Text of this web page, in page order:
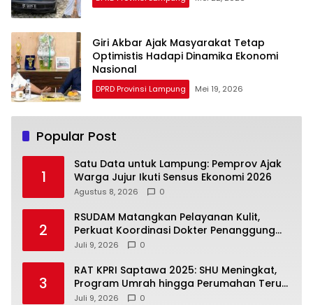
Giri Akbar Ajak Masyarakat Tetap
Optimistis Hadapi Dinamika Ekonomi
Nasional
DPRD Provinsi Lampung Mei 19, 2026
Popular Post
1
Satu Data untuk Lampung: Pemprov Ajak
Warga Jujur Ikuti Sensus Ekonomi 2026
Agustus 8, 2026 0
2
RSUDAM Matangkan Pelayanan Kulit,
Perkuat Koordinasi Dokter Penanggung
Jawab Pasien
Juli 9, 2026 0
3
RAT KPRI Saptawa 2025: SHU Meningkat,
Program Umrah hingga Perumahan Terus
Dikembangkan
Juli 9, 2026 0